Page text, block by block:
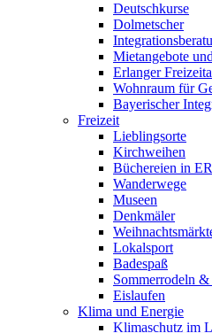
Deutschkurse
Dolmetscher
Mietangebote
Erlanger
Wohnraum für
Bayerischer
Freizeit
Lieblingsorte
Kirchweihen
Büchereien in
Wanderwege
Museen
Denkmäler
Lokalsport
Badespaß
Sommerrodeln
Eislaufen
Klima und Energie
Klimaschutz im